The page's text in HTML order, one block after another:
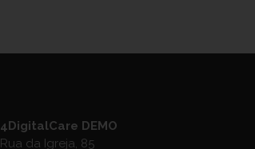
4DigitalCare DEMO
Rua da Igreja, 85